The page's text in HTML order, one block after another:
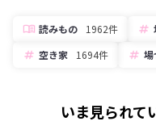
読みもの 1962件
空き家
1694件 場
いま見られて